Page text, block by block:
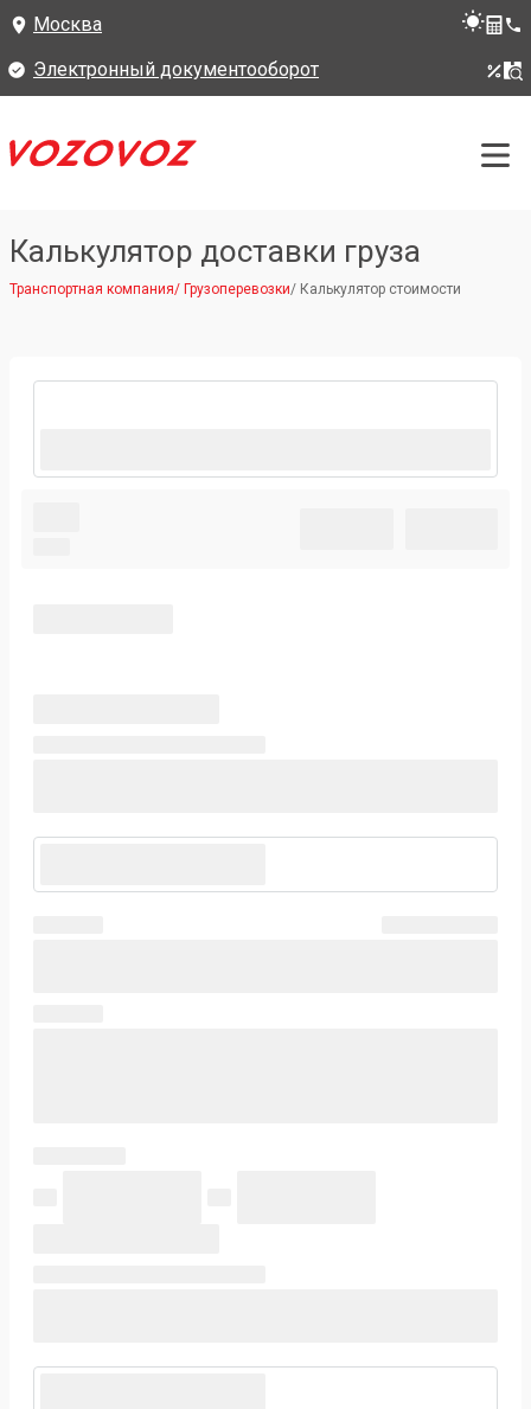
Москва
Электронный документооборот
Калькулятор доставки груза
Транспортная компания/ Грузоперевозки/ Калькулятор стоимости